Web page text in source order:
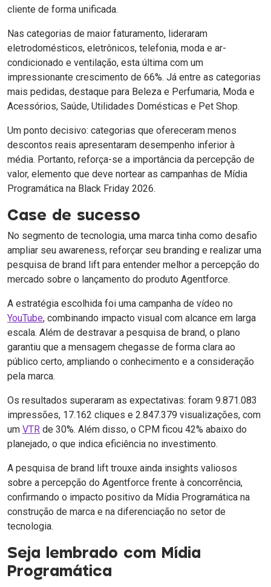
cliente de forma unificada.
Nas categorias de maior faturamento, lideraram
eletrodomésticos, eletrônicos, telefonia, moda e ar-
condicionado e ventilação, esta última com um
impressionante crescimento de 66%. Já entre as categorias
mais pedidas, destaque para Beleza e Perfumaria, Moda e
Acessórios, Saúde, Utilidades Domésticas e Pet Shop.
Um ponto decisivo: categorias que ofereceram menos
descontos reais apresentaram desempenho inferior à
média. Portanto, reforça-se a importância da percepção de
valor, elemento que deve nortear as campanhas de Mídia
Programática na Black Friday 2026.
Case de sucesso
No segmento de tecnologia, uma marca tinha como desafio
ampliar seu awareness, reforçar seu branding e realizar uma
pesquisa de brand lift para entender melhor a percepção do
mercado sobre o lançamento do produto Agentforce.
A estratégia escolhida foi uma campanha de vídeo no
YouTube, combinando impacto visual com alcance em larga
escala. Além de destravar a pesquisa de brand, o plano
garantiu que a mensagem chegasse de forma clara ao
público certo, ampliando o conhecimento e a consideração
pela marca.
Os resultados superaram as expectativas: foram 9.871.083
impressões, 17.162 cliques e 2.847.379 visualizações, com
um VTR de 30%. Além disso, o CPM ficou 42% abaixo do
planejado, o que indica eficiência no investimento.
A pesquisa de brand lift trouxe ainda insights valiosos
sobre a percepção do Agentforce frente à concorrência,
confirmando o impacto positivo da Mídia Programática na
construção de marca e na diferenciação no setor de
tecnologia.
Seja lembrado com Mídia
Programática